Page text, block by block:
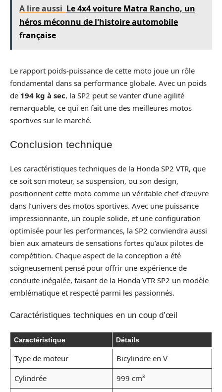
A lire aussi Le 4x4 voiture Matra Rancho, un
héros méconnu de l'histoire automobile
française
Le rapport poids-puissance de cette moto joue un rôle
fondamental dans sa performance globale. Avec un poids
de 194 kg à sec, la SP2 peut se vanter d’une agilité
remarquable, ce qui en fait une des meilleures motos
sportives sur le marché.
Conclusion technique
Les caractéristiques techniques de la Honda SP2 VTR, que
ce soit son moteur, sa suspension, ou son design,
positionnent cette moto comme un véritable chef-d’œuvre
dans l’univers des motos sportives. Avec une puissance
impressionnante, un couple solide, et une configuration
optimisée pour les performances, la SP2 conviendra aussi
bien aux amateurs de sensations fortes qu’aux pilotes de
compétition. Chaque aspect de la conception a été
soigneusement pensé pour offrir une expérience de
conduite inégalée, faisant de la Honda VTR SP2 un modèle
emblématique et respecté parmi les passionnés.
Caractéristiques techniques en un coup d’œil
Caractéristique Détails
Type de moteur
Bicylindre en V
Cylindrée
999 cm³